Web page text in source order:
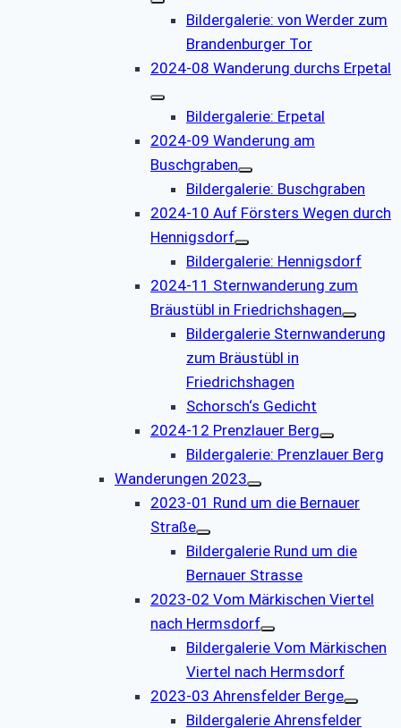
Bildergalerie: von Werder zum
Brandenburger Tor
2024-08 Wanderung durchs Erpetal
Bildergalerie: Erpetal
2024-09 Wanderung am
Buschgraben
Bildergalerie: Buschgraben
2024-10 Auf Försters Wegen durch
Hennigsdorf
Bildergalerie: Hennigsdorf
2024-11 Sternwanderung zum
Bräustübl in Friedrichshagen
Bildergalerie Sternwanderung
zum Bräustübl in
Friedrichshagen
Schorsch‘s Gedicht
2024-12 Prenzlauer Berg
Bildergalerie: Prenzlauer Berg
Wanderungen 2023
2023-01 Rund um die Bernauer
Straße
Bildergalerie Rund um die
Bernauer Strasse
2023-02 Vom Märkischen Viertel
nach Hermsdorf
Bildergalerie Vom Märkischen
Viertel nach Hermsdorf
2023-03 Ahrensfelder Berge
Bildergalerie Ahrensfelder